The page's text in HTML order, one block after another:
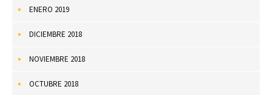
ENERO 2019
DICIEMBRE 2018
NOVIEMBRE 2018
OCTUBRE 2018